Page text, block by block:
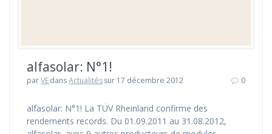
alfasolar: N°1!
parVEdansActualitéssur 17 décembre 2012 0
alfasolar: N°1! La TÜV Rheinland confirme des
rendements records. Du 01.09.2011 au 31.08.2012,